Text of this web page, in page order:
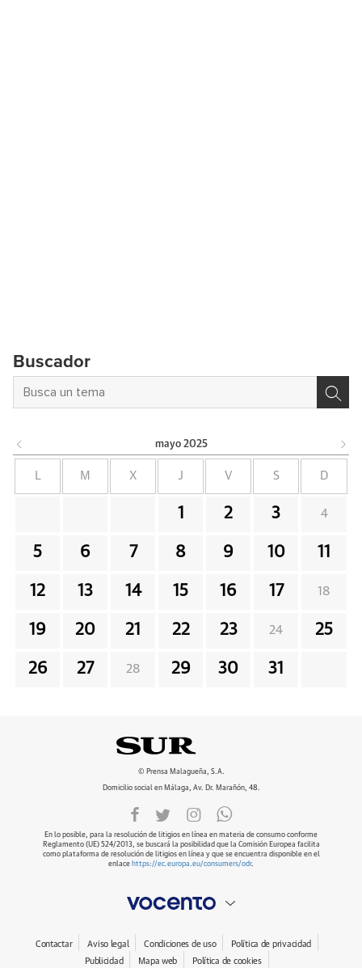
Buscador
mayo 2025
M X J V S D
1 2 3 4
5 6 7 8 9 10 11
12 13 14 15 16 17 18
19 20 21 22 23 24 25
26 27 28 29 30 31
© Prensa Malagueña, S.A.
Domicilio social en Málaga, Av. Dr. Marañón, 48.
En lo posible, para la resolución de litigios en línea en materia de consumo conforme
Reglamento (UE) 524/2013, se buscará la posibilidad que la Comisión Europea facilita
como plataforma de resolución de litigios en línea y que se encuentra disponible en el
enlace https://ec.europa.eu/consumers/odr.
Contactar Aviso legal Condiciones de uso
Política de privacidad
Publicidad
Mapa web Política de cookies